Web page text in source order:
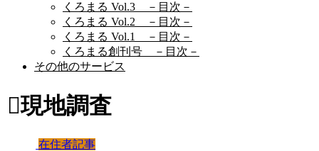
くろまる Vol.3 －目次－
くろまる Vol.2 －目次－
くろまる Vol.1 －目次－
くろまる創刊号 －目次－
その他のサービス
現地調査
在住者記事